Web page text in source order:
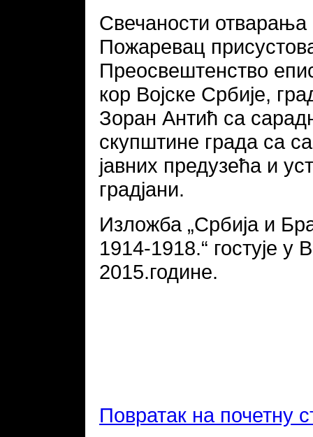
Свечаности отварања
Пожаревац
Преосвештенство
кор Војске Србије,
Зоран Антић са
скупштине града са
јавних предузећа и
градјани.
Изложба „Србија и
1914-1918.“ гостује
2015.године.
Повратак на почетну